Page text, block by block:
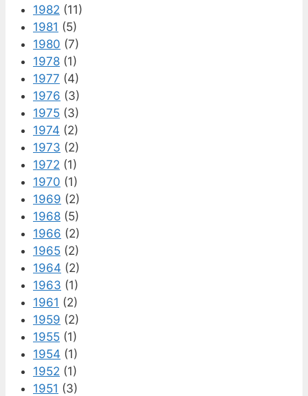
1982 (11)
1981 (5)
1980 (7)
1978 (1)
1977 (4)
1976 (3)
1975 (3)
1974 (2)
1973 (2)
1972 (1)
1970 (1)
1969 (2)
1968 (5)
1966 (2)
1965 (2)
1964 (2)
1963 (1)
1961 (2)
1959 (2)
1955 (1)
1954 (1)
1952 (1)
1951 (3)